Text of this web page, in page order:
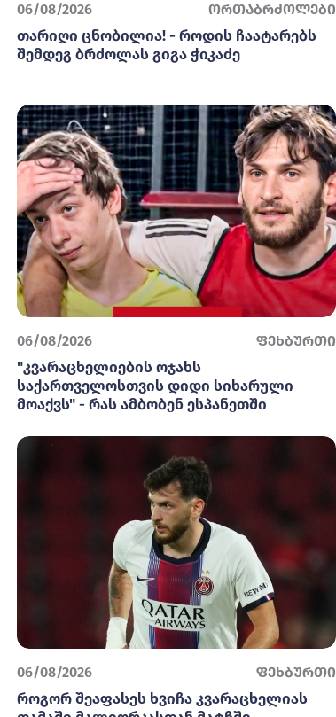
06/08/2026 ორთაბრძოლები
თარიღი ცნობილია! - როდის ჩაატარებს
შემდეგ ბრძოლას გიგა ჭიკაძე
06/08/2026 ფეხბურთი
"კვარაცხელიების ოჯახს
საქართველოსთვის დიდი სიხარული
მოაქვს" - რას ამბობენ ესპანეთში
06/08/2026 ფეხბურთი
როგორ შეაფასეს ხვიჩა კვარაცხელიას